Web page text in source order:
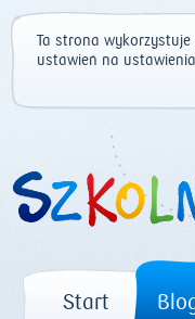
Ta strona wykorzystuje
ustawień na
Start